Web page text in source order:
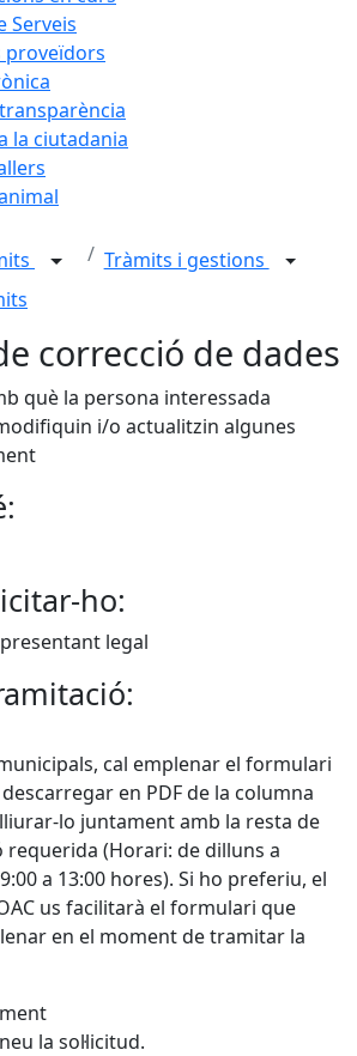
Serveis
proveïdors
la ciutadania
Tràmits i gestions
correcció de dades
què la persona interessada
i/o actualitzin algunes
ho:
legal
cal emplenar el formulari
en PDF de la columna
lo juntament amb la resta de
(Horari: de dilluns a
a 13:00 hores). Si ho preferiu, el
us facilitarà el formulari que
en el moment de tramitar la
la sol·licitud.